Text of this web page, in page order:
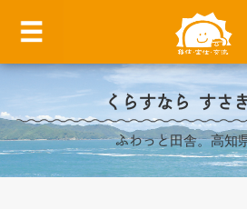
くらすなら すさき
ふわっと田舎。高知